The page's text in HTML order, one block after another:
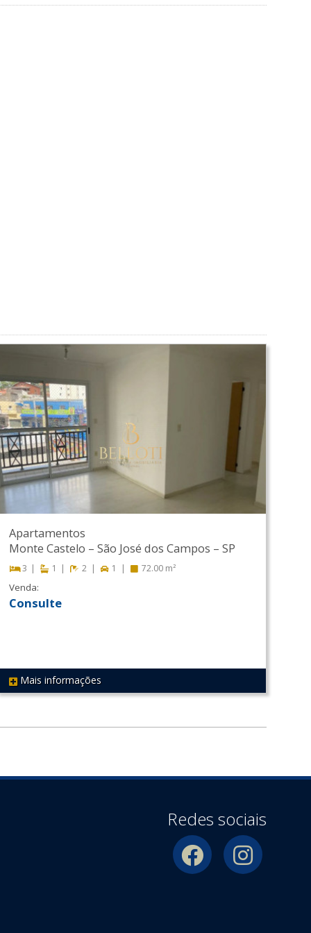
REF 504
Apartamentos
Monte Castelo –São José dos Campos –SP
3 1 2 1 72.00 m²
Venda:
Consulte
Mais informações
Redes sociais